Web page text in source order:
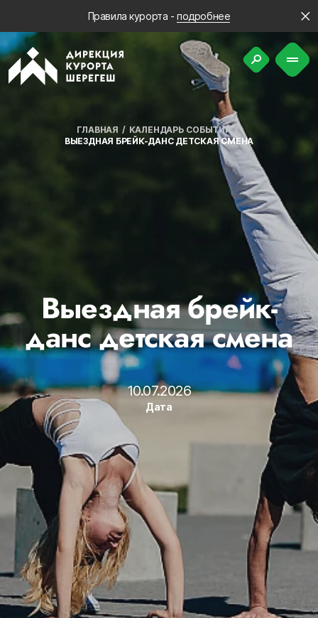
Правила курорта -подробнее
ГЛАВНАЯ
КАЛЕНДАРЬ СОБЫТИЙ
ВЫЕЗДНАЯ БРЕЙК-ДАНС ДЕТСКАЯ СМЕНА
Выездная брейк-
данс детская смена
10.07.2026
Дата